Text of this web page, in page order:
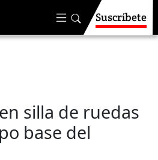
Suscríbete
silla de ruedas
base del